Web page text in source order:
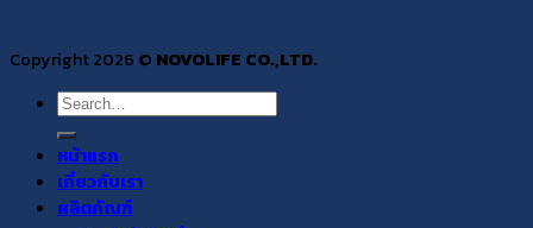
Copyright 2026 © NOVOLIFE CO.,LTD.
Search
for:
หน้าแรก
เกี่ยวกับเรา
ผลิตภัณฑ์